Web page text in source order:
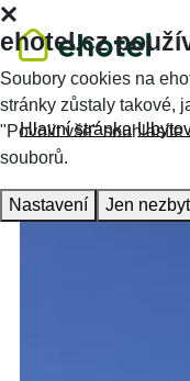
Hlavní stránka
ehotel.cz
Soubory cookies na
stránky zůstaly takové,
"Povolit vše" souhlasíte
souborů.
Nastavení Jen